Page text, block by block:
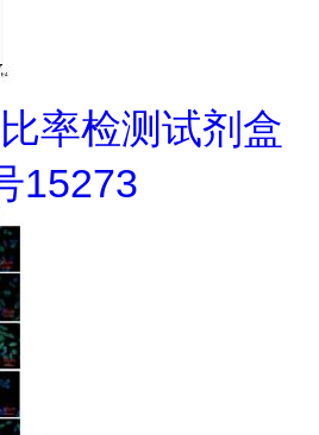
率检测试剂盒
15273